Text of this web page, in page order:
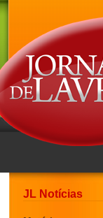
JL Notícias